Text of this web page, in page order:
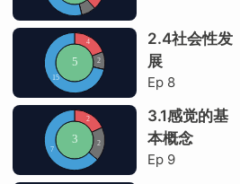
2.4社会性发
展
Ep 8
3.1感觉的基
本概念
Ep 9